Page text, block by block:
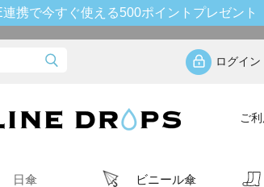
携で今すぐ使える500ポイントプレゼント
ログイン
ご
日傘 ビニール傘